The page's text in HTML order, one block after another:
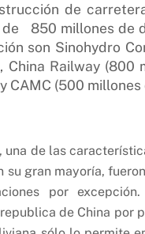
de
850 millones de
son Sinohydro
China Railway (800
CAMC (500 millones
una de las
su gran mayoría,
por
de China por